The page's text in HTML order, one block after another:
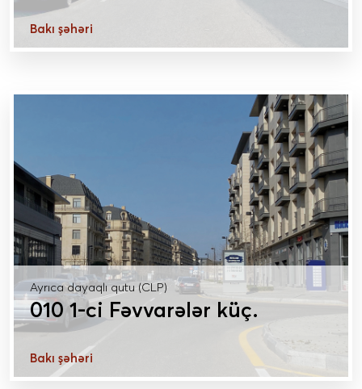
Bakı şəhəri
Ayrıca dayaqlı qutu (CLP)
010 1-ci Fəvvarələr küç.
Bakı şəhəri